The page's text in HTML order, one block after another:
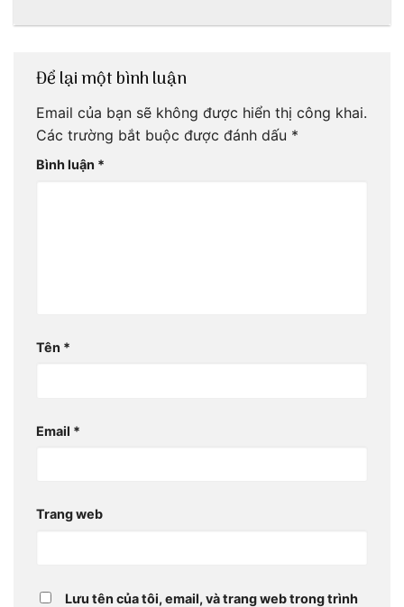
Để lại một bình luận
Email của bạn sẽ không được hiển thị công khai.
Các trường bắt buộc được đánh dấu *
Bình luận *
Tên *
Email *
Trang web
Lưu tên của tôi, email, và trang web trong trình